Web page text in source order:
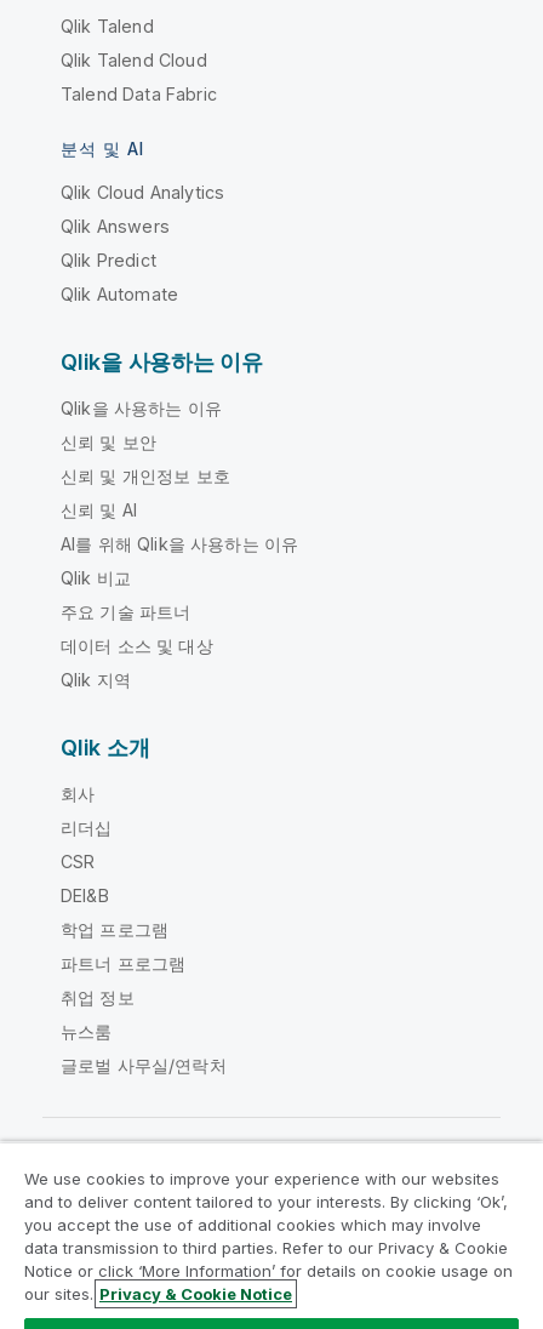
Qlik Talend
Qlik Talend Cloud
Talend Data Fabric
분석 및 AI
Qlik Cloud Analytics
Qlik Answers
Qlik Predict
Qlik Automate
Qlik을 사용하는 이유
Qlik을 사용하는 이유
신뢰 및 보안
신뢰 및 개인정보 보호
신뢰 및 AI
AI를 위해 Qlik을 사용하는 이유
Qlik 비교
주요 기술 파트너
데이터 소스 및 대상
Qlik 지역
Qlik 소개
회사
리더십
CSR
DEI&B
학업 프로그램
파트너 프로그램
취업 정보
뉴스룸
글로벌 사무실/연락처
Qlik Community
법적 계약 제품 약관
Legal Policies
Legal Policies
사용 약관
Do Not Share My Info
We use cookies to improve your experience with our websites
and to deliver content tailored to your interests. By clicking ‘Ok’,
you accept the use of additional cookies which may involve
data transmission to third parties. Refer to our Privacy & Cookie
Notice or click ‘More Information’ for details on cookie usage on
our sites. Privacy & Cookie Notice